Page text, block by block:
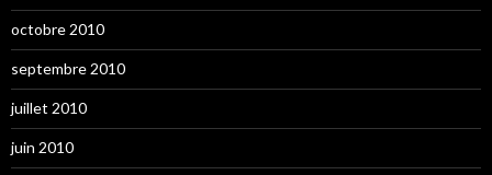
octobre 2010
septembre 2010
juillet 2010
juin 2010